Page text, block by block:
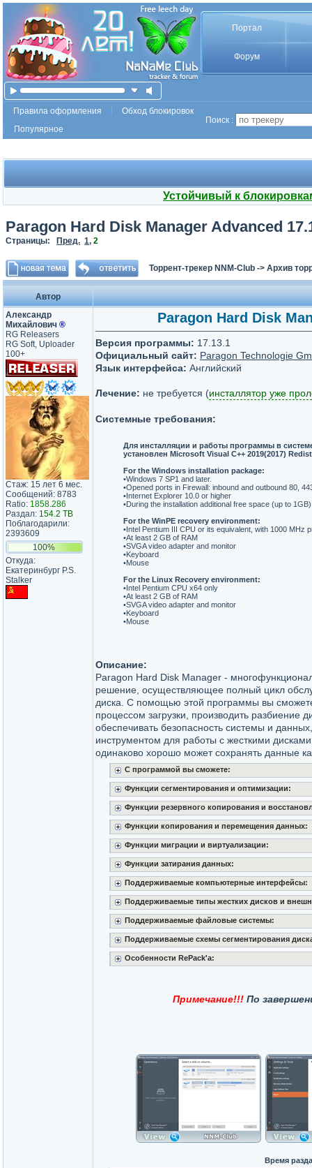
Портал
Форум
Правила оформления
Обход блокировок
Популярное
Поиск :
Устойчивый к
Paragon Hard Disk Manager Advanced
Страницы: Пред. 1, 2
Торрент-трекер NNM-Club -> Архив
Автор
Александр
Михайлович ®
RG Releasers
RG Soft, Uploader
100+
Стаж: 15 лет 6 мес.
Сообщений: 8783
Ratio: 1858.286
Раздал: 154.2 TB
Поблагодарили:
2393609
100%
Откуда:
Екатеринбург P.S.
Stalker
Paragon Hard Disk
Версия программы: 17.13.1
Официальный сайт: Paragon Technologie
Язык интерфейса: Английский
Лечение: не требуется (инсталлятор уже
Системные требования:
Для инсталляции и работы программы в
установлен Microsoft Visual C++ 2019(2017)
For the Windows installation package:
•Windows 7 SP1 and later.
•Opened ports in Firewall: inbound and outbound 80,
•Internet Explorer 10.0 or higher
•During the installation additional free space (up to
For the WinPE recovery environment:
•Intel Pentium III CPU or its equivalent, with 1000 MHz
•At least 2 GB of RAM
•SVGA video adapter and monitor
•Keyboard
•Mouse
For the Linux Recovery environment:
•Intel Pentium CPU x64 only
•At least 2 GB of RAM
•SVGA video adapter and monitor
•Keyboard
•Mouse
Описание:
Paragon Hard Disk Manager -
решение, осуществляющее полный цикл
диска. С помощью этой программы вы
процессом загрузки, производить разбиение
обеспечивать безопасность системы и
инструментом для работы с жесткими
одинаково хорошо может сохранять данные
С программой вы сможете:
Функции сегментирования и оптимизации:
Функции резервного копирования и
Функции копирования и перемещения данных:
Функции миграции и виртуализации:
Функции затирания данных:
Поддерживаемые компьютерные интерфейсы:
Поддерживаемые типы жестких дисков и
Поддерживаемые файловые системы:
Поддерживаемые схемы сегментирования
Особенности RePack'a:
Примечание!!! По
Время